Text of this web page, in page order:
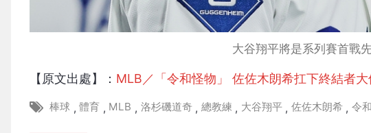
大谷翔平將是系列賽首戰
【原文出處】： MLB／「令和怪物」 佐佐木朗希扛下終結者
棒球 , 體育 , MLB , 洛杉磯道奇 , 總教練 , 大谷翔平 , 佐佐木朗希 , 令